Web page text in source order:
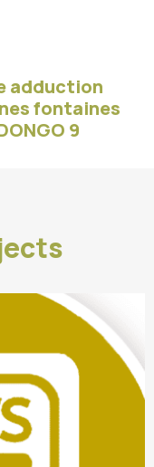
adduction
fontaines
9